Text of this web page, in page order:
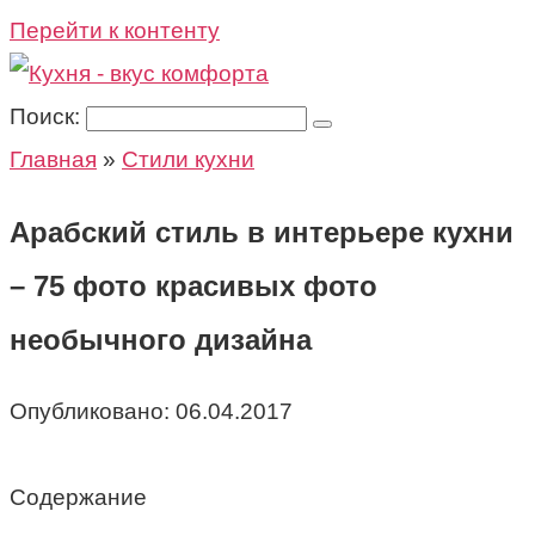
Перейти к контенту
Поиск:
Главная » Стили кухни
Арабский стиль в интерьере кухни
– 75 фото красивых фото
необычного дизайна
Опубликовано: 06.04.2017
Содержание